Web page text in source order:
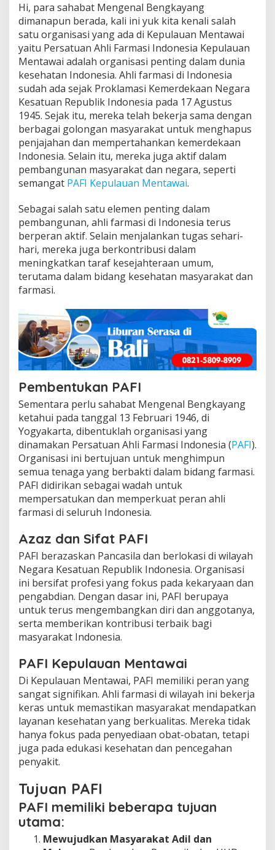
e
r
a
k
t
i
n
t
u
k
K
s
e
h
a
n
M
a
s
y
a
k
a
t
Hi, para sahabat Mengenal Bengkayang
dimanapun berada, kali ini yuk kita kenali salah
satu organisasi yang ada di Kepulauan Mentawai
yaitu Persatuan Ahli Farmasi Indonesia Kepulauan
Mentawai adalah organisasi penting dalam dunia
kesehatan Indonesia. Ahli farmasi di Indonesia
sudah ada sejak Proklamasi Kemerdekaan Negara
Kesatuan Republik Indonesia pada 17 Agustus
1945. Sejak itu, mereka telah bekerja sama dengan
berbagai golongan masyarakat untuk menghapus
penjajahan dan mempertahankan kemerdekaan
Indonesia. Selain itu, mereka juga aktif dalam
pembangunan masyarakat dan negara, seperti
semangat PAFI Kepulauan Mentawai.
Sebagai salah satu elemen penting dalam
pembangunan, ahli farmasi di Indonesia terus
berperan aktif. Selain menjalankan tugas sehari-
hari, mereka juga berkontribusi dalam
meningkatkan taraf kesejahteraan umum,
terutama dalam bidang kesehatan masyarakat dan
farmasi.
Pembentukan PAFI
Sementara perlu sahabat Mengenal Bengkayang
ketahui pada tanggal 13 Februari 1946, di
Yogyakarta, dibentuklah organisasi yang
dinamakan Persatuan Ahli Farmasi Indonesia (PAFI).
Organisasi ini bertujuan untuk menghimpun
semua tenaga yang berbakti dalam bidang farmasi.
PAFI didirikan sebagai wadah untuk
mempersatukan dan memperkuat peran ahli
farmasi di seluruh Indonesia.
Azaz dan Sifat PAFI
PAFI berazaskan Pancasila dan berlokasi di wilayah
Negara Kesatuan Republik Indonesia. Organisasi
ini bersifat profesi yang fokus pada kekaryaan dan
pengabdian. Dengan dasar ini, PAFI berupaya
untuk terus mengembangkan diri dan anggotanya,
serta memberikan kontribusi terbaik bagi
masyarakat Indonesia.
PAFI Kepulauan Mentawai
Di Kepulauan Mentawai, PAFI memiliki peran yang
sangat signifikan. Ahli farmasi di wilayah ini bekerja
keras untuk memastikan masyarakat mendapatkan
layanan kesehatan yang berkualitas. Mereka tidak
hanya fokus pada penyediaan obat-obatan, tetapi
juga pada edukasi kesehatan dan pencegahan
penyakit.
Tujuan PAFI
PAFI memiliki beberapa tujuan
utama:
Mewujudkan Masyarakat Adil dan